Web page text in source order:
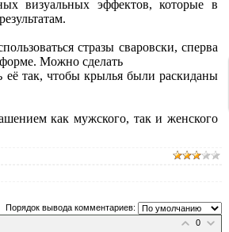
визуальных эффектов, которые в
стразы сваровски, сперва
Можно сделать
её так, чтобы крылья были раскиданы
как мужского, так и женского
Порядок вывода комментариев:
0